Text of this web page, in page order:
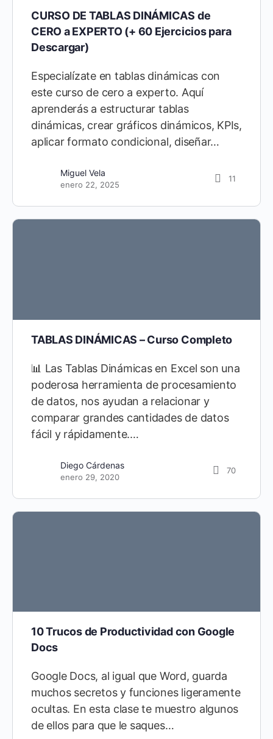
CURSO DE TABLAS DINÁMICAS de
CERO a EXPERTO (+ 60 Ejercicios para
Descargar)
Especialízate en tablas dinámicas con
este curso de cero a experto. Aquí
aprenderás a estructurar tablas
dinámicas, crear gráficos dinámicos, KPIs,
aplicar formato condicional, diseñar…
Miguel Vela
enero 22, 2025
11
TABLAS DINÁMICAS – Curso Completo
📊 Las Tablas Dinámicas en Excel son una
poderosa herramienta de procesamiento
de datos, nos ayudan a relacionar y
comparar grandes cantidades de datos
fácil y rápidamente.…
Diego Cárdenas
enero 29, 2020
70
10 Trucos de Productividad con Google
Docs
Google Docs, al igual que Word, guarda
muchos secretos y funciones ligeramente
ocultas. En esta clase te muestro algunos
de ellos para que le saques…